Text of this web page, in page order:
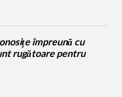
țeîmpreună cu
rugătoare pentru